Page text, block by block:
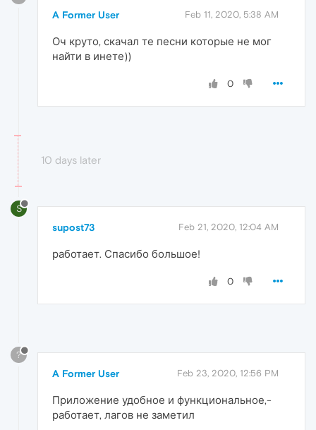
A Former User Feb 11, 2020, 5:38 AM
Оч круто, скачал те песни которые не мог
найти в инете))
0
10 days later
S
supost73 Feb 21, 2020, 12:04 AM
работает. Спасибо большое!
0
?
A Former User Feb 23, 2020, 12:56 PM
Приложение удобное и функциональное,-
работает, лагов не заметил